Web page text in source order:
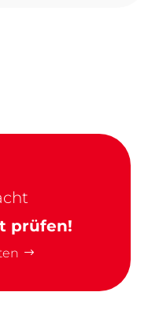
prüfen!